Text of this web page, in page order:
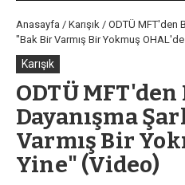
Anasayfa / Karışık / ODTÜ MFT'den
"Bak Bir Varmış Bir Yokmuş
Karışık
ODTÜ
Dayanışma
Varmış Bir
Yine" (Video)